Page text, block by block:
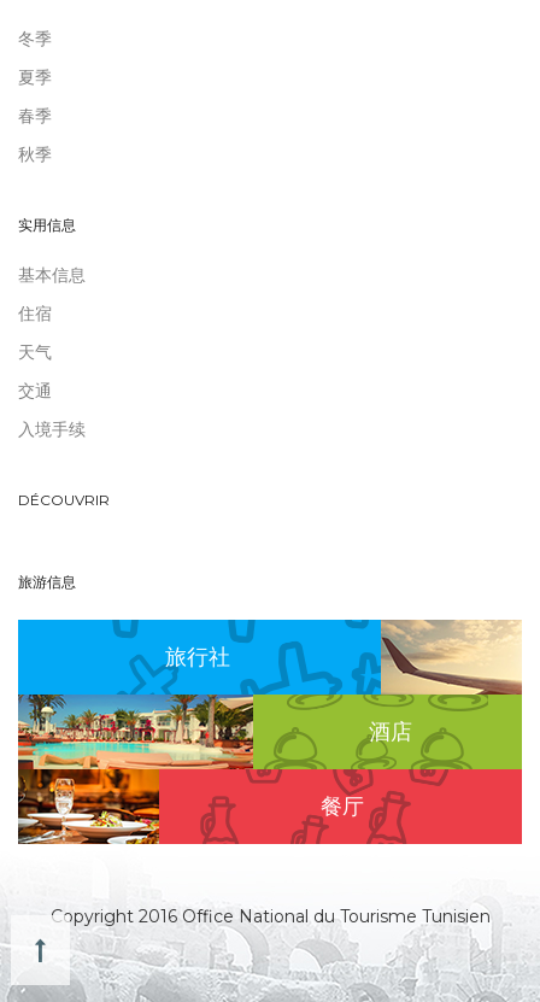
冬季
夏季
春季
秋季
实用信息
基本信息
住宿
天气
交通
入境手续
DÉCOUVRIR
旅游信息
旅行社
酒店
餐厅
Copyright 2016 Office National du Tourisme Tunisien